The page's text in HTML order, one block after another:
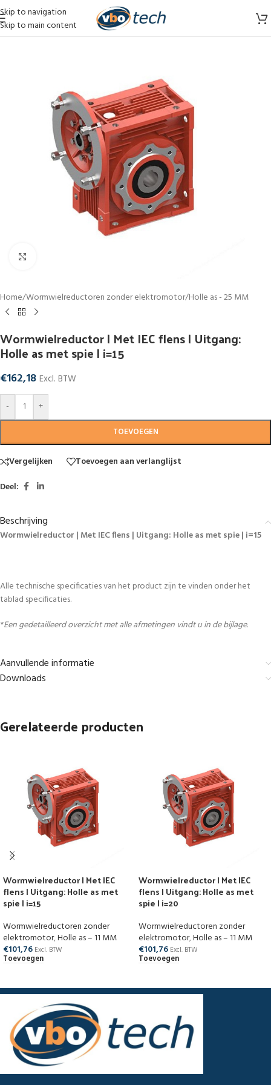
Skip to navigation
Skip to main content
Home/Wormwielreductoren zonder elektromotor/Holle as - 25 MM
Wormwielreductor | Met IEC flens | Uitgang:
Holle as met spie | i=15
€162,18 Excl. BTW
-
+
TOEVOEGEN
Vergelijken
Toevoegen aan verlanglijst
Deel:
Beschrijving
Wormwielreductor | Met IEC flens | Uitgang: Holle as met spie | i=15
Alle technische specificaties van het product zijn te vinden onder het
tablad specificaties.
*Een gedetailleerd overzicht met alle afmetingen vindt u in de bijlage.
Aanvullende informatie
Downloads
Gerelateerde producten
Wormwielreductor | Met IEC
flens | Uitgang: Holle as met
spie | i=15
Wormwielreductoren zonder
elektromotor,Holle as – 11 MM
€101,76 Excl. BTW
Toevoegen
Wormwielreductor | Met IEC
flens | Uitgang: Holle as met
spie | i=20
Wormwielreductoren zonder
elektromotor,Holle as – 11 MM
€101,76 Excl. BTW
Toevoegen